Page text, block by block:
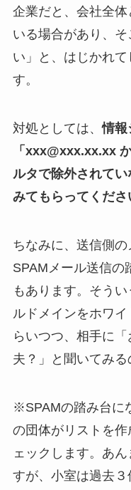
企業だと、会社全
いる場合があり、
い」と、はじかれ
す。
対処としては、情報
「xxx@xxx.xx.xx
ルタで除外されて
みてもらってくださ
ちなみに、送信側
SPAMメール送信の
もあります。そう
ルドメインをホワ
らいつつ、相手に
夫？」と聞いてみる
※SPAMの踏み台に
の団体がリストを
ェックします。あ
すが、小室は過去